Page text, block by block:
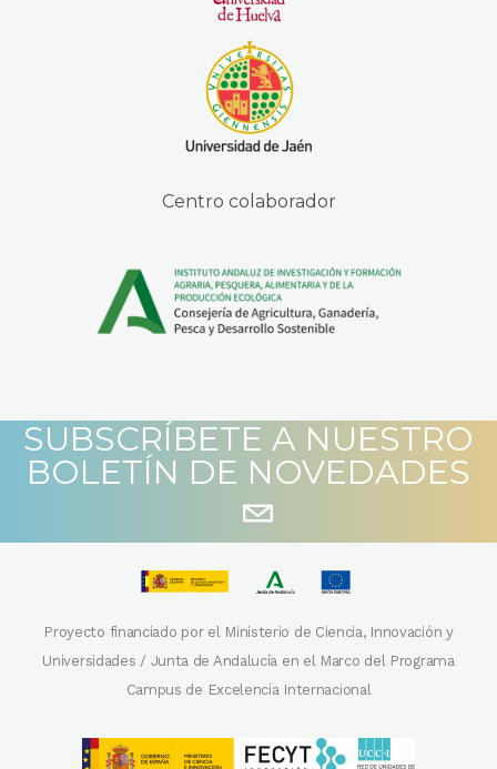
Centro colaborador
SUBSCRÍBETE A NUESTRO
BOLETÍN DE NOVEDADES
Proyecto financiado por el Ministerio de Ciencia, Innovación y
Universidades / Junta de Andalucía en el Marco del Programa
Campus de Excelencia Internacional